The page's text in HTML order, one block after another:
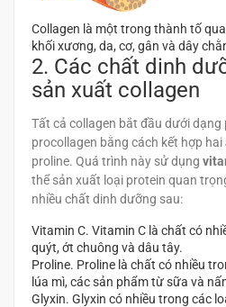
Collagen là một trong thành tố
khối xương, da, cơ, gân và dây
2. Các chất dinh
sản xuất collagen
Tất cả collagen bắt đầu dưới dạng
procollagen bằng cách kết hợp hai
proline. Quá trình này sử dụng
thể sản xuất loại protein quan
nhiều chất dinh dưỡng sau:
Vitamin C. Vitamin C là chất có
quýt, ớt chuông và dâu tây.
Proline. Proline là chất có nhiều
lúa mì, các sản phẩm từ sữa và
Glyxin. Glyxin có nhiều trong các